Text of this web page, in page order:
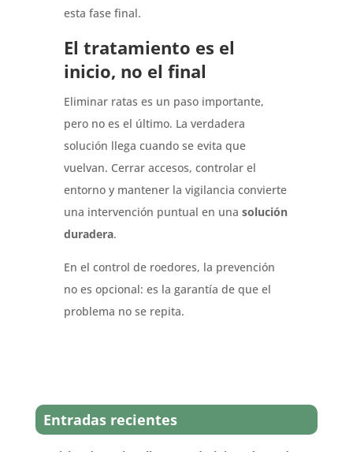
esta fase final.
El tratamiento es el
inicio, no el final
Eliminar ratas es un paso importante,
pero no es el último. La verdadera
solución llega cuando se evita que
vuelvan. Cerrar accesos, controlar el
entorno y mantener la vigilancia convierte
una intervención puntual en una solución
duradera.
En el control de roedores, la prevención
no es opcional: es la garantía de que el
problema no se repita.
Entradas recientes